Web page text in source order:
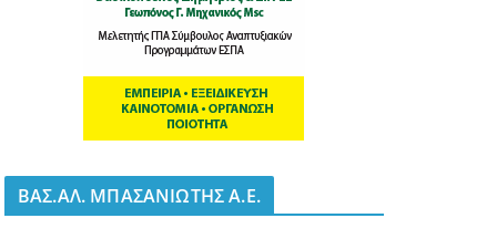
BΑΣ.ΑΛ. ΜΠΑΣΑΝΙΩΤΗΣ Α.Ε.